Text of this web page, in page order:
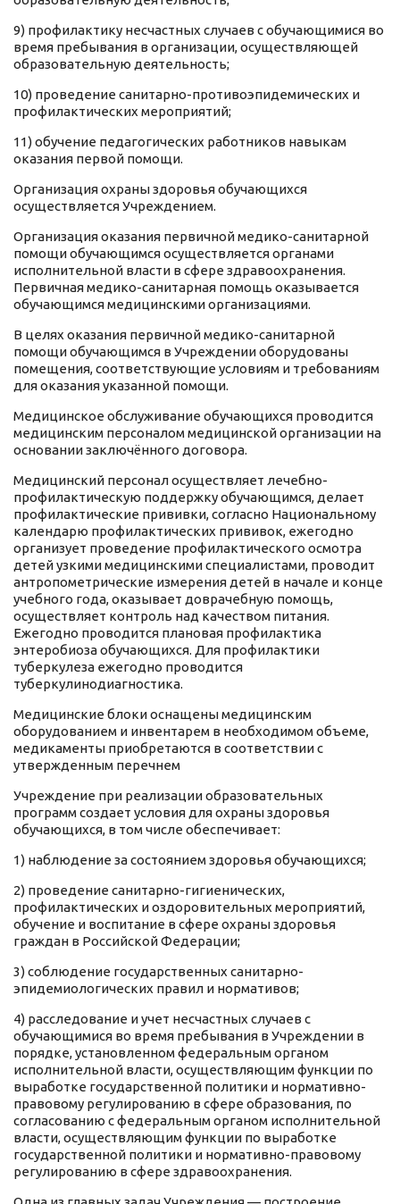
9) профилактику несчастных случаев с обучающимися во
время пребывания в организации, осуществляющей
образовательную деятельность;
10) проведение санитарно-противоэпидемических и
профилактических мероприятий;
11) обучение педагогических работников навыкам
оказания первой помощи.
Организация охраны здоровья обучающихся
осуществляется Учреждением.
Организация оказания первичной медико-санитарной
помощи обучающимся осуществляется органами
исполнительной власти в сфере здравоохранения.
Первичная медико-санитарная помощь оказывается
обучающимся медицинскими организациями.
В целях оказания первичной медико-санитарной
помощи обучающимся в Учреждении оборудованы
помещения, соответствующие условиям и требованиям
для оказания указанной помощи.
Медицинское обслуживание обучающихся проводится
медицинским персоналом медицинской организации на
основании заключённого договора.
Медицинский персонал осуществляет лечебно-
профилактическую поддержку обучающимся, делает
профилактические прививки, согласно Национальному
календарю профилактических прививок, ежегодно
организует проведение профилактического осмотра
детей узкими медицинскими специалистами, проводит
антропометрические измерения детей в начале и конце
учебного года, оказывает доврачебную помощь,
осуществляет контроль над качеством питания.
Ежегодно проводится плановая профилактика
энтеробиоза обучающихся. Для профилактики
туберкулеза ежегодно проводится
туберкулинодиагностика.
Медицинские блоки оснащены медицинским
оборудованием и инвентарем в необходимом объеме,
медикаменты приобретаются в соответствии с
утвержденным перечнем
Учреждение при реализации образовательных
программ создает условия для охраны здоровья
обучающихся, в том числе обеспечивает:
1) наблюдение за состоянием здоровья обучающихся;
2) проведение санитарно-гигиенических,
профилактических и оздоровительных мероприятий,
обучение и воспитание в сфере охраны здоровья
граждан в Российской Федерации;
3) соблюдение государственных санитарно-
эпидемиологических правил и нормативов;
4) расследование и учет несчастных случаев с
обучающимися во время пребывания в Учреждении в
порядке, установленном федеральным органом
исполнительной власти, осуществляющим функции по
выработке государственной политики и нормативно-
правовому регулированию в сфере образования, по
согласованию с федеральным органом исполнительной
власти, осуществляющим функции по выработке
государственной политики и нормативно-правовому
регулированию в сфере здравоохранения.